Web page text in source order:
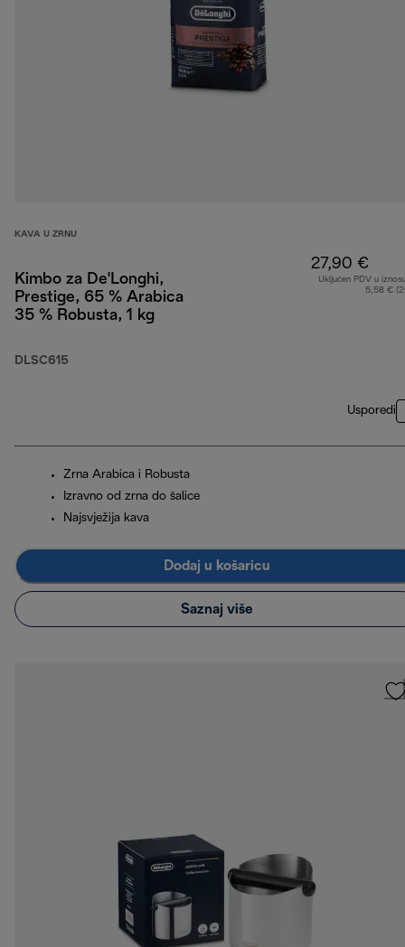
KAVA U ZRNU
Kimbo za De'Longhi,
Prestige, 65 % Arabica
35 % Robusta, 1 kg
DLSC615
27,90 €
Uključen PDV u
5,58 €
Usporedi
Zrna Arabica i Robusta
Izravno od zrna do šalice
Najsvježija kava
Dodaj u košaricu
Saznaj više